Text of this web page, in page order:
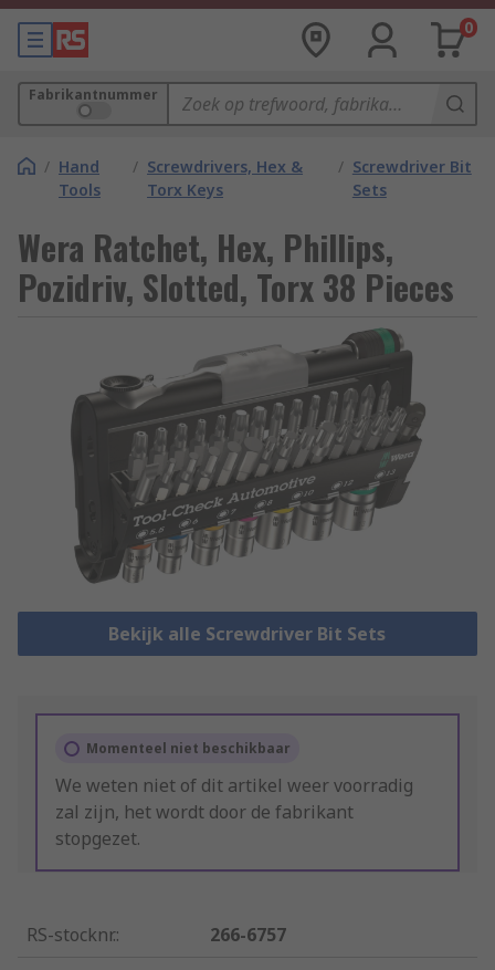
0
Fabrikantnummer
/ Hand
Tools
/ Screwdrivers, Hex &
Torx Keys
/ Screwdriver Bit
Sets
Wera Ratchet, Hex, Phillips,
Pozidriv, Slotted, Torx 38 Pieces
Bekijk alle Screwdriver Bit Sets
Momenteel niet beschikbaar
We weten niet of dit artikel weer voorradig
zal zijn, het wordt door de fabrikant
stopgezet.
RS-stocknr.:
266-6757